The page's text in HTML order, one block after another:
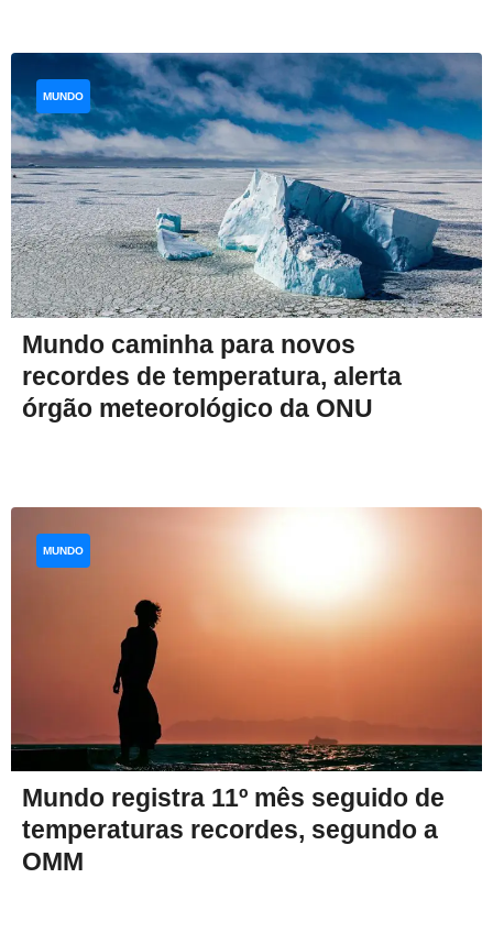
Mundo caminha para novos
recordes de temperatura, alerta
órgão meteorológico da ONU
MUNDO
Mundo registra 11º mês seguido de
temperaturas recordes, segundo a
OMM
MUNDO